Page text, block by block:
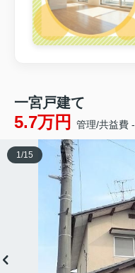
一宮戸建て
5.7万円 管理/共益費 -
1/15